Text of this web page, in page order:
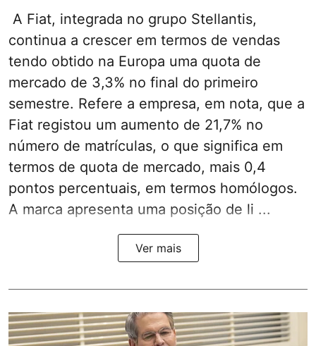
A Fiat, integrada no grupo Stellantis,
continua a crescer em termos de vendas
tendo obtido na Europa uma quota de
mercado de 3,3% no final do primeiro
semestre. Refere a empresa, em nota, que a
Fiat registou um aumento de 21,7% no
número de matrículas, o que significa em
termos de quota de mercado, mais 0,4
pontos percentuais, em termos homólogos.
A marca apresenta uma posição de li ...
Ver mais